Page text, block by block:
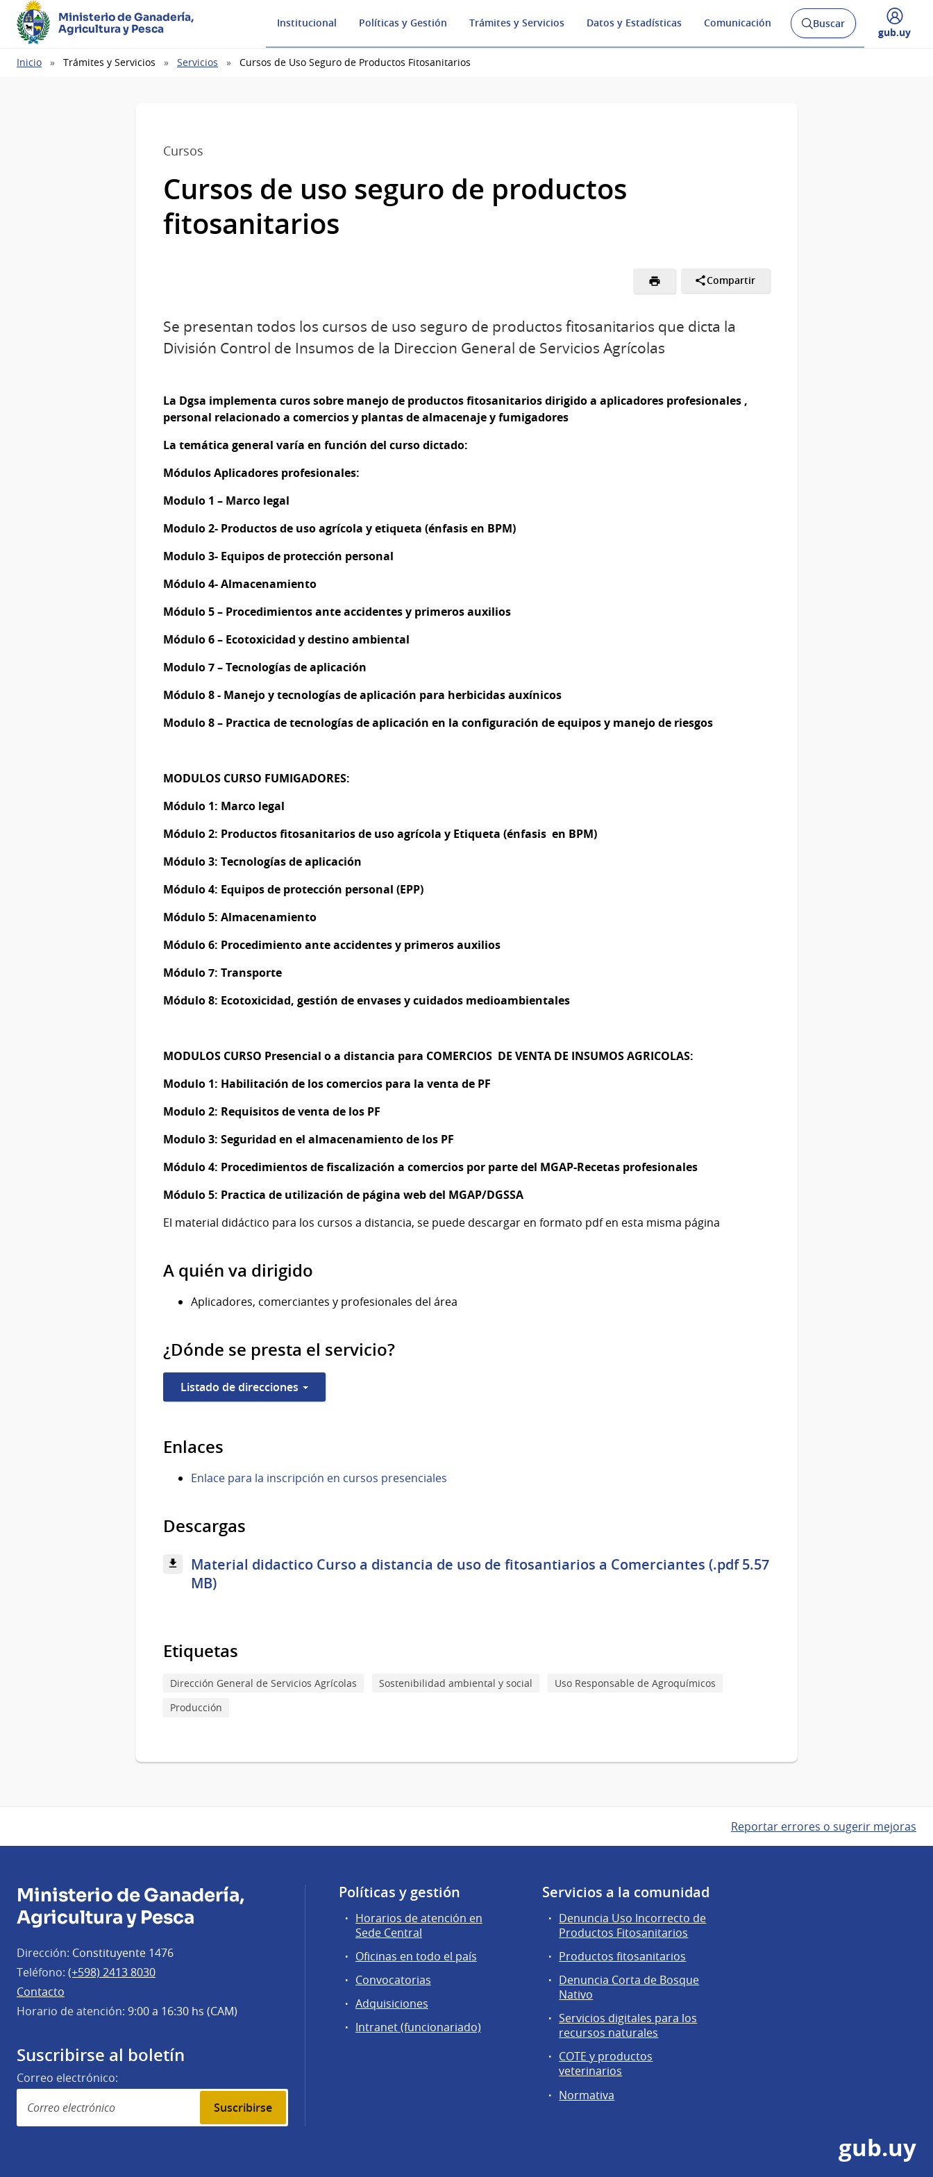
Ministerio de Ganadería,
Agricultura y Pesca
Institucional Políticas y Gestión Trámites y Servicios Datos y Estadísticas Comunicación
Abrir
buscador
Buscar
Desplegar
gub.uy
Ruta
Inicio Trámites y Servicios Servicios Cursos de Uso Seguro de Productos Fitosanitarios
Cursos
Cursos de uso seguro de productos
fitosanitarios
Compartir
Se presentan todos los cursos de uso seguro de productos fitosanitarios que dicta la
División Control de Insumos de la Direccion General de Servicios Agrícolas
La Dgsa implementa curos sobre manejo de productos fitosanitarios dirigido a aplicadores profesionales ,
personal relacionado a comercios y plantas de almacenaje y fumigadores
La temática general varía en función del curso dictado:
Módulos Aplicadores profesionales:
Modulo 1 – Marco legal
Modulo 2- Productos de uso agrícola y etiqueta (énfasis en BPM)
Modulo 3- Equipos de protección personal
Módulo 4- Almacenamiento
Módulo 5 – Procedimientos ante accidentes y primeros auxilios
Módulo 6 – Ecotoxicidad y destino ambiental
Modulo 7 – Tecnologías de aplicación
Módulo 8 - Manejo y tecnologías de aplicación para herbicidas auxínicos
Modulo 8 – Practica de tecnologías de aplicación en la configuración de equipos y manejo de riesgos
MODULOS CURSO FUMIGADORES:
Módulo 1: Marco legal
Módulo 2: Productos fitosanitarios de uso agrícola y Etiqueta (énfasis en BPM)
Módulo 3: Tecnologías de aplicación
Módulo 4: Equipos de protección personal (EPP)
Módulo 5: Almacenamiento
Módulo 6: Procedimiento ante accidentes y primeros auxilios
Módulo 7: Transporte
Módulo 8: Ecotoxicidad, gestión de envases y cuidados medioambientales
MODULOS CURSO Presencial o a distancia para COMERCIOS DE VENTA DE INSUMOS AGRICOLAS:​
Modulo 1: Habilitación de los comercios para la venta de PF
Modulo 2: Requisitos de venta de los PF
Modulo 3: Seguridad en el almacenamiento de los PF
Módulo 4: Procedimientos de fiscalización a comercios por parte del MGAP-Recetas profesionales
Módulo 5: Practica de utilización de página web del MGAP/DGSSA
El material didáctico para los cursos a distancia, se puede descargar en formato pdf en esta misma página
A quién va dirigido
Aplicadores, comerciantes y profesionales del área
¿Dónde se presta el servicio?
Listado de direcciones
Enlaces
Enlace para la inscripción en cursos presenciales
Descargas
Material didactico Curso a distancia de uso de fitosantiarios a Comerciantes (.pdf 5.57
MB)
Etiquetas
Dirección General de Servicios Agrícolas Sostenibilidad ambiental y social
Uso Responsable de Agroquímicos
Producción
Reportar errores o sugerir mejoras
Ministerio de Ganadería,
Agricultura y Pesca
Dirección: Constituyente 1476
Teléfono: (+598) 2413 8030
Contacto
Horario de atención: 9:00 a 16:30 hs (CAM)
Suscribirse al boletín
Correo electrónico:
Suscribirse
Políticas y gestión
Horarios de atención en
Sede Central
Oficinas en todo el país
Convocatorias
Adquisiciones
Intranet (funcionariado)
Servicios a la comunidad
Denuncia Uso Incorrecto de
Productos Fitosanitarios
Productos fitosanitarios
Denuncia Corta de Bosque
Nativo
Servicios digitales para los
recursos naturales
COTE y productos
veterinarios
Normativa
gub.uy